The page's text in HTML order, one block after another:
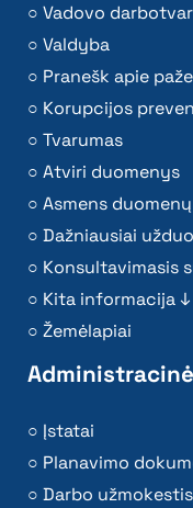
Vadovo
Valdyba
Pranešk apie
Korupcijos
Tvarumas
Atviri duomenys
Asmens
Dažniausiai
Konsultavimasis
Kita informacija ↓
Žemėlapiai
Įstatai
Planavimo
Darbo užmokestis